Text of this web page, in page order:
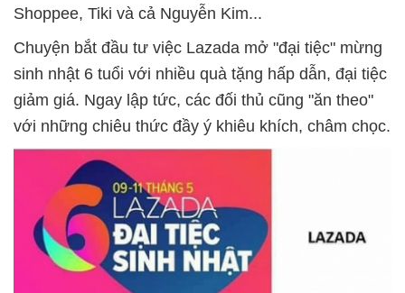
Shoppee, Tiki và cả Nguyễn Kim...
Chuyện bắt đầu tư việc Lazada mở "đại tiệc" mừng
sinh nhật 6 tuổi với nhiều quà tặng hấp dẫn, đại tiệc
giảm giá. Ngay lập tức, các đối thủ cũng "ăn theo"
với những chiêu thức đầy ý khiêu khích, châm chọc.